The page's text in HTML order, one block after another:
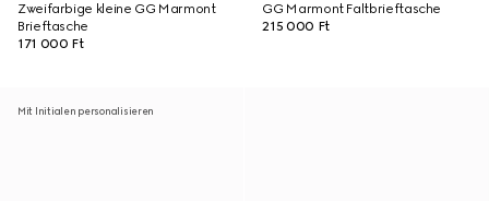
Zweifarbige kleine GG Marmont
Brieftasche
171 000 Ft
GG Marmont Faltbrieftasche
215 000 Ft
Mit Initialen personalisieren